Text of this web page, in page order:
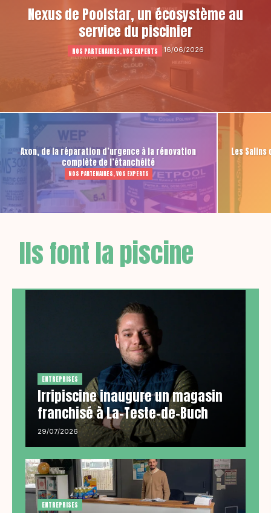
Nexus de Poolstar, un écosystème au
service du piscinier
NOS PARTENAIRES, VOS EXPERTS 16/06/2026
Axon, de la réparation d’urgence à la rénovation
complète de l’étanchéité
NOS PARTENAIRES, VOS EXPERTS
Les
Ils font la piscine
ENTREPRISES
Irripiscine inaugure un magasin
franchisé à La-Teste-de-Buch
29/07/2026
ENTREPRISES